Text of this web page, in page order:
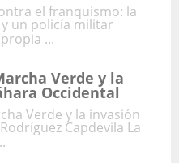
el franquismo: la
un policía militar
...
Verde y la
Occidental
Verde y la invasión
Capdevila La